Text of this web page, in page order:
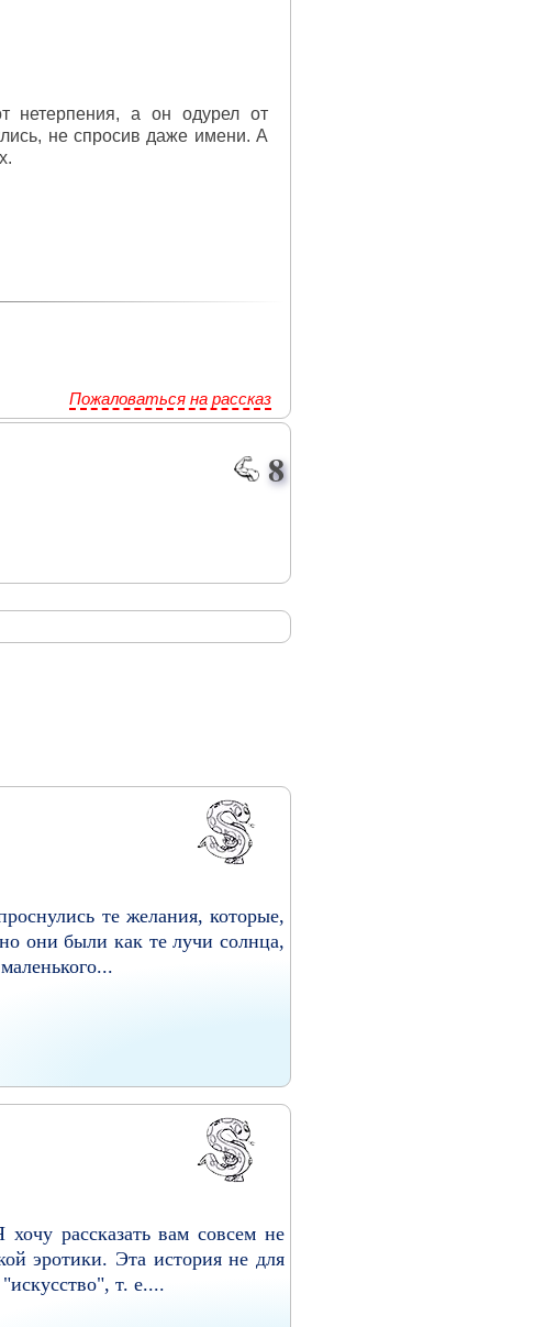
нетерпения, а он одурел от
не спросив даже имени. А
Пожаловаться на рассказ
8
те желания, которые,
они были как те лучи солнца,
рассказать вам совсем не
эротики. Эта история не для
т. е....